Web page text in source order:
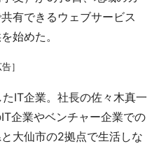
有できるウェブサービス
始めた。
告］
IT企業。社長の佐々木真一
企業やベンチャー企業での
大仙市の2拠点で生活しな